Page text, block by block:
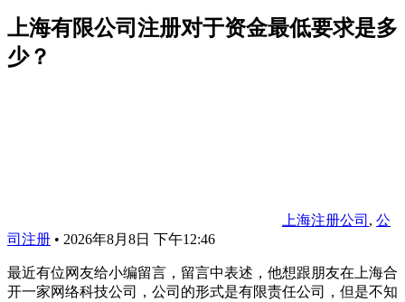
上海有限公司注册对于资金最低要求是多
少？
上海注册公司 , 公
司注册 • 2026年8月8日 下午12:46
最近有位网友给小编留言，留言中表述，他想跟朋友在上海合
开一家网络科技公司，公司的形式是有限责任公司，但是不知